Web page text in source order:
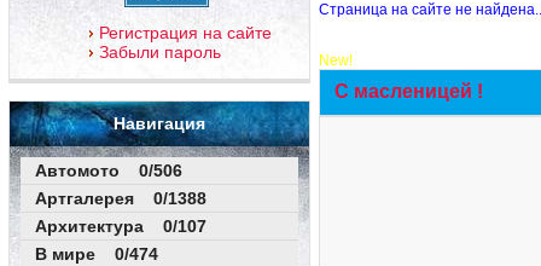
Регистрация на сайте
Забыли пароль
Навигация
Автомото 0/506
Артгалерея 0/1388
Архитектура 0/107
В мире 0/474
Страница на сайте не
New!
С масленицей !